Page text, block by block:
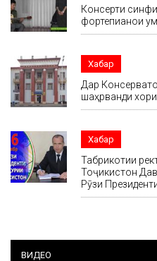
Консерти
фортепианои
Хабар
Дар
шаҳрванди
Хабар
Табрикотии
Тоҷикистон
Рӯзи
ВИДЕО